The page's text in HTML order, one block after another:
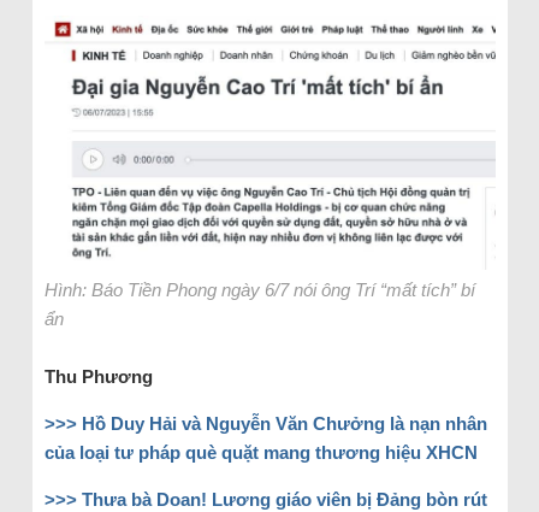
Hình: Báo Tiền Phong ngày 6/7 nói ông Trí “mất tích” bí
ẩn
Thu Phương
>>> Hồ Duy Hải và Nguyễn Văn Chưởng là nạn nhân
của loại tư pháp què quặt mang thương hiệu XHCN
>>> Thưa bà Doan! Lương giáo viên bị Đảng bòn rút